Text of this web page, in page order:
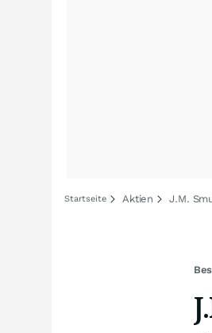
Startseite Aktien J.M.